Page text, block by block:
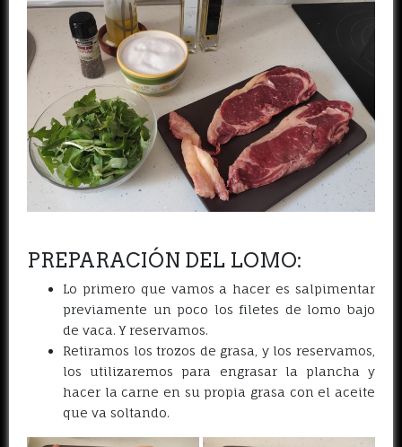
PREPARACIÓN DEL LOMO:
Lo primero que vamos a hacer es salpimentar
previamente un poco los filetes de lomo bajo
de vaca. Y reservamos.
Retiramos los trozos de grasa, y los reservamos,
los utilizaremos para engrasar la plancha y
hacer la carne en su propia grasa con el aceite
que va soltando.